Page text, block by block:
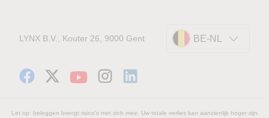
LYNX B.V., Kouter 26, 9000 Gent BE-NL
Let op: beleggen brengt risico's met zich mee. Uw totale verlies kan aanzienlijk hoger zijn